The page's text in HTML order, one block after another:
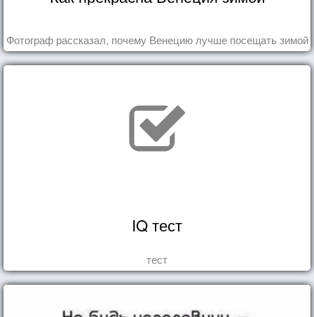
Фотограф рассказал, почему Венецию лучше посещать зимой
IQ тест
тест